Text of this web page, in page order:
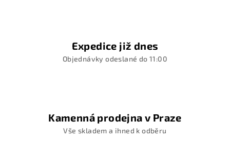
Expedice již dnes
Objednávky odeslané do 11:00
Kamenná prodejna v Praze
Vše skladem a ihned k odběru